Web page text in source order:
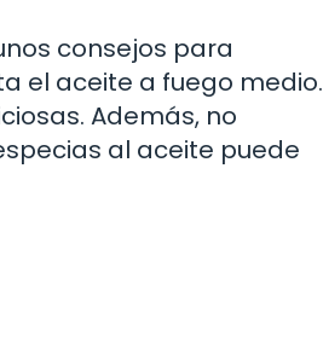
consejos para
el aceite a fuego medio.
Además, no
al aceite puede